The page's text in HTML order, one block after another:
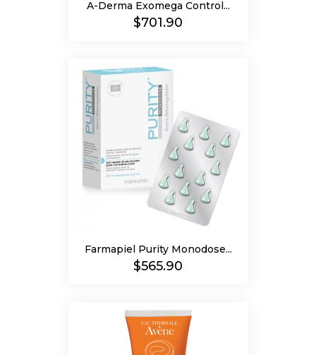
A-Derma Exomega Control...
Precio
$701.90
Farmapiel Purity Monodose...
Precio
$565.90